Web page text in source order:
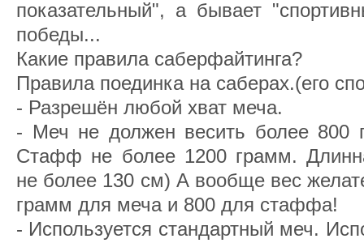
показательный", а бывает
победы...
Какие правила саберфайтинга?
Правила поединка на саберах.(его
- Разрешён любой хват меча.
- Меч не должен весить более 800
Стафф не более 1200 грамм.
не более 130 см) А вообще вес
грамм для меча и 800 для стаффа!
- Используется стандартный меч.